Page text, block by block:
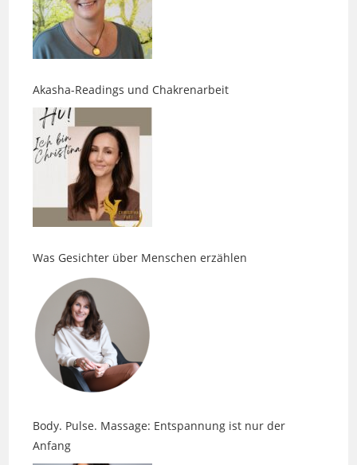
Akasha-Readings und Chakrenarbeit
Was Gesichter über Menschen erzählen
Body. Pulse. Massage: Entspannung ist nur der